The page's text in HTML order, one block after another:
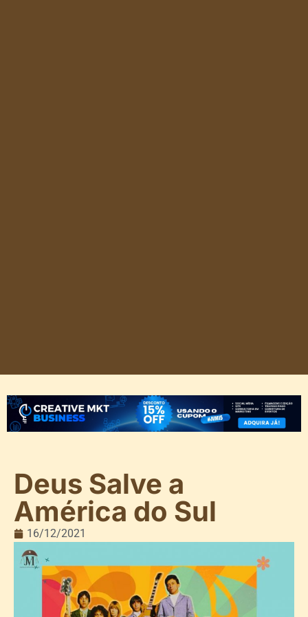
Deus Salve a
América do Sul
16/12/2021